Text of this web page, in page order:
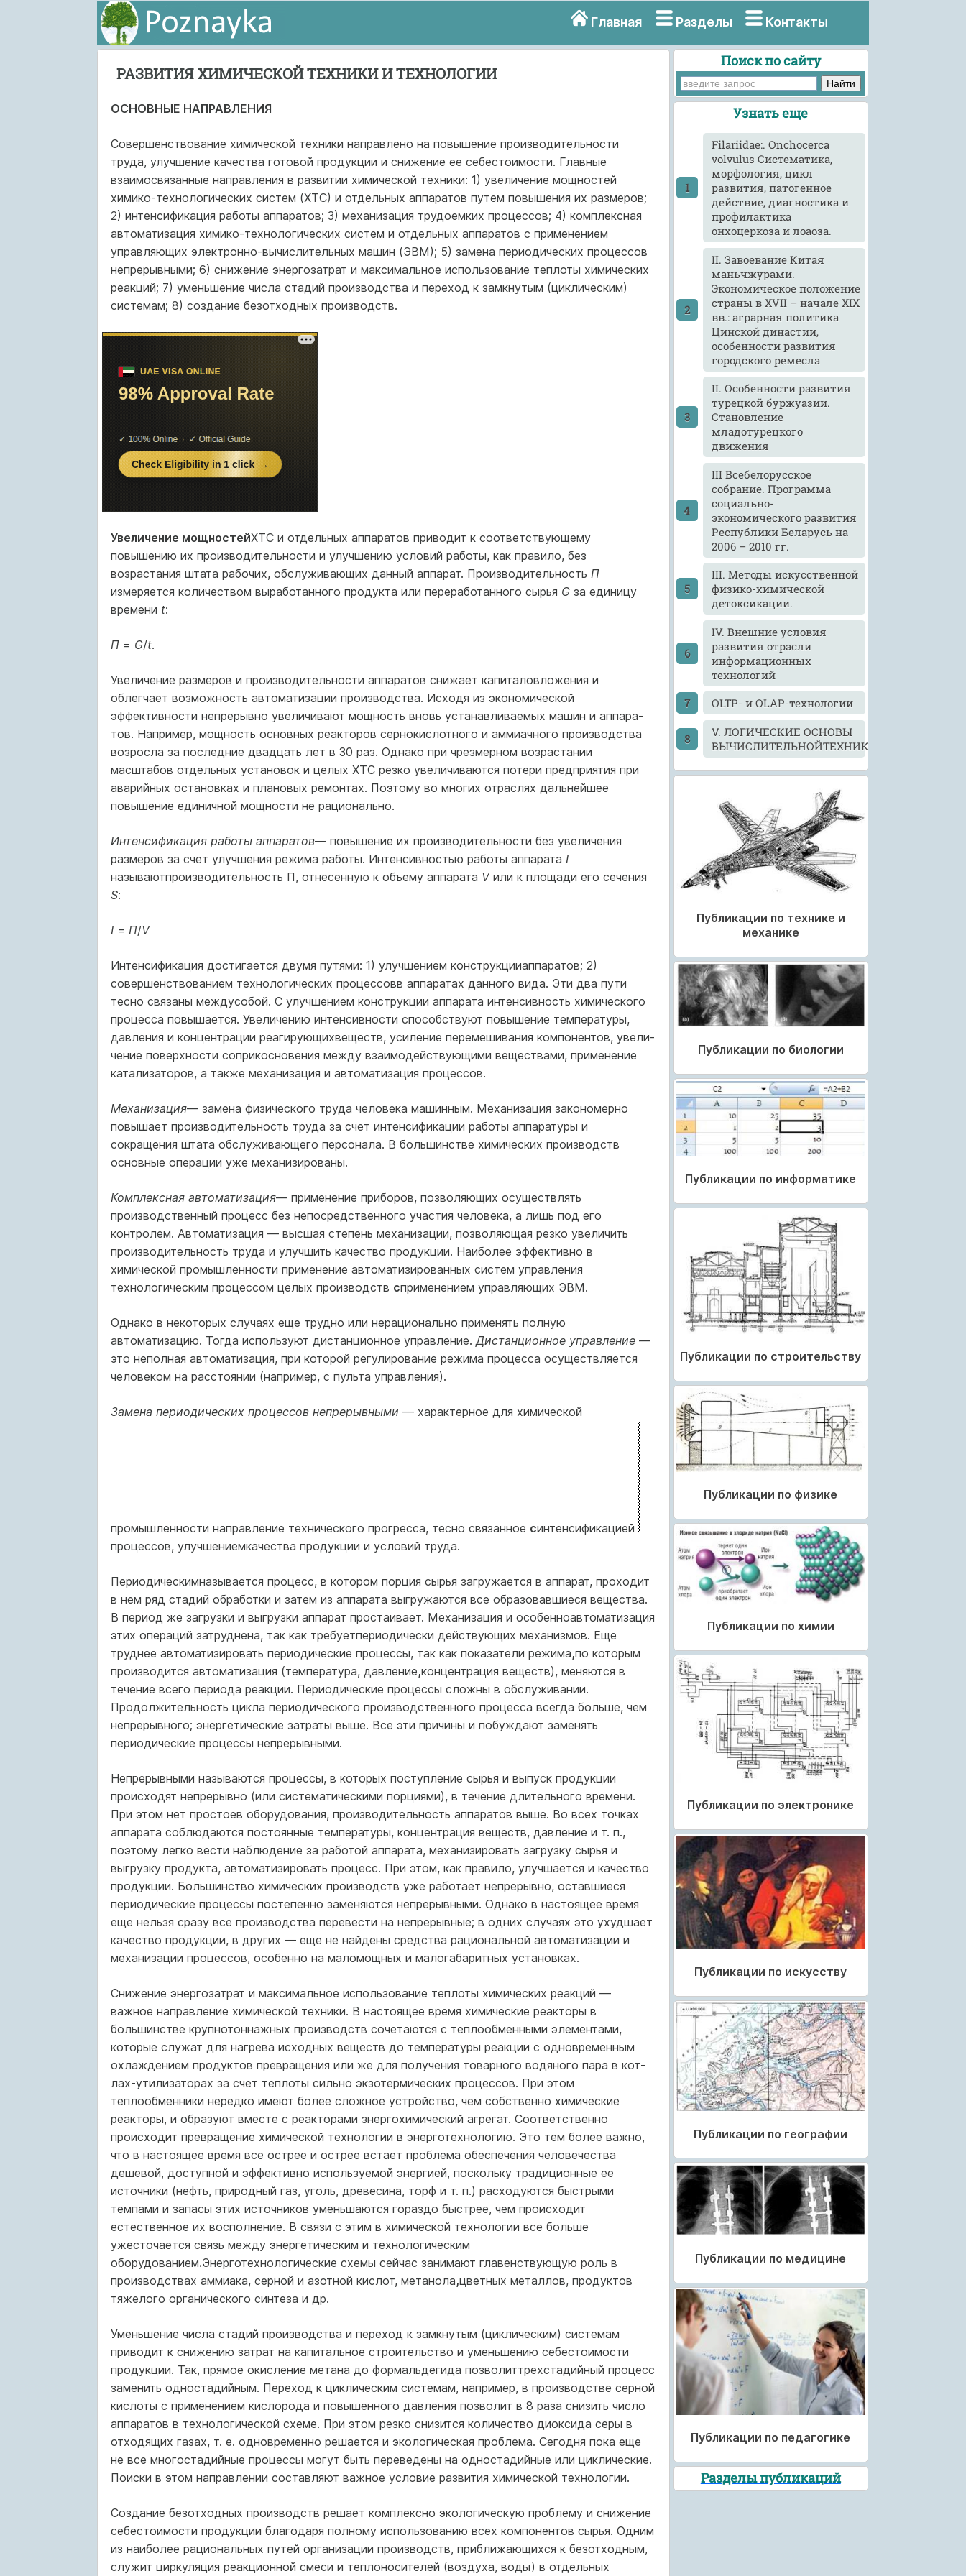
Главная Разделы Контакты
РАЗВИТИЯ ХИМИЧЕСКОЙ ТЕХНИКИ И ТЕХНОЛОГИИ
ОСНОВНЫЕ НАПРАВЛЕНИЯ
Совершенствование химической техники направлено на повыше­ние производительности
труда, улучшение качества готовой про­дукции и снижение ее себестоимости. Главные
взаимосвязанные направления в развитии химической техники: 1) увеличение мощ­ностей
химико-технологических систем (ХТС) и отдельных аппа­ратов путем повышения их размеров;
2) интенсификация работы аппаратов; 3) механизация трудоемких процессов; 4) комплексная
автоматизация химико-технологических систем и отдельных аппа­ратов с применением
управляющих электронно-вычислительных машин (ЭВМ); 5) замена периодических процессов
непрерывны­ми; 6) снижение энергозатрат и максимальное использование теплоты химических
реакций; 7) уменьшение числа стадий произ­водства и переход к замкнутым (циклическим)
системам; 8) соз­дание безотходных производств.
Увеличение мощностейХТС и отдельных аппаратов приводит к соответствующему
повышению их производительности и улучшению условий работы, как правило, без
возрастания штата рабочих, обслуживающих данный аппарат. Производительность П
измеряется количеством выработанного продукта или перерабо­танного сырья G за единицу
времени t:
П= G/t.
Увеличение размеров и производительности аппаратов снижает капиталовложения и
облегчает возможность автоматизации производства. Исходя из экономической
эффективности непрерывно увеличивают мощность вновь устанавливаемых машин и аппара­
тов. Например, мощность основных реакторов сернокислотного и аммиачного производства
возросла за последние двадцать лет в 30 раз. Однако при чрезмерном возрастании
масштабов отдельных установок и целых ХТС резко увеличиваются потери предприятия при
аварийных остановках и плановых ремонтах. Поэтому во мно­гих отраслях дальнейшее
повышение единичной мощности не ра­ционально.
Интенсификация работы аппаратов— повышение их производительности без увеличения
размеров за счет улучше­ния режима работы. Интенсивностью работы аппарата I
называютпроизводительность П, отнесенную к объему аппарата V или к площади его сечения
S:
I = П/V
Интенсификация достигается двумя путями: 1) улучшением конструкцииаппаратов; 2)
совершенствованием технологических процессовв аппаратах данного вида. Эти два пути
тесно связаны междусобой. С улучшением конструкции аппарата интенсивность химического
процесса повышается. Увеличению интенсивности способствуют повышение температуры,
давления и концентрации реагирующихвеществ, усиление перемешивания компонентов, увели­
чение поверхности соприкосновения между взаимодействующими веществами, применение
катализаторов, а также механизация и автоматизация процессов.
Механизация— замена физического труда человека ма­шинным. Механизация закономерно
повышает производительность труда за счет интенсификации работы аппаратуры и
сокращения штата обслуживающего персонала. В большинстве химических производств
основные операции уже механизированы.
Комплексная автоматизация— применение приборов, позволяющих осуществлять
производственный процесс без непосредственного участия человека, а лишь под его
контролем. Автоматизация — высшая степень механизации, позволяющая резко увеличить
производительность труда и улучшить качество продук­ции. Наиболее эффективно в
химической промышленности применение автоматизированных систем управления
технологическим процес­сом целых производств сприменением управляющих ЭВМ.
Однако в некоторых случаях еще трудно или нерационально применять полную
автоматизацию. Тогда используют дистанцион­ное управление.Дистанционное управление —
это неполная авто­матизация, при которой регулирование режима процесса осущест­вляется
человеком на расстоянии (например, с пульта управле­ния).
Замена периодических процессов непрерывными — характерное для химической
промышленности направ­ление технического прогресса, тесно связанное синтенсификацией
процессов, улучшениемкачества продукции и условий труда.
Периодическимназывается процесс, в котором порция сырья загружается в аппарат, проходит
в нем ряд стадий обработ­ки и затем из аппарата выгружаются все образовавшиеся вещества.
В период же загрузки и выгрузки аппарат простаивает. Механиза­ция и особенноавтоматизация
этих операций затруднена, так как требуетпериодически действующих механизмов. Еще
труднее автоматизировать периодические процессы, так как показатели режима,по которым
производится автоматизация (температура, давление,концентрация веществ), меняются в
течение всего пери­ода реакции. Периодические процессы сложны в обслуживании.
Продолжительность цикла периодического производственного процесса всегда больше, чем
непрерывного; энергетические затра­ты выше. Все эти причины и побуждают заменять
периодические процессы непрерывными.
Непрерывными называются процессы, в которых посту­пление сырья и выпуск продукции
происходят непрерывно (или систематическими порциями), в течение длительного времени.
При этом нет простоев оборудования, производительность аппаратов выше. Во всех точках
аппарата соблюдаются постоянные темпе­ратуры, концентрация веществ, давление и т. п.,
поэтому легко вести наблюдение за работой аппарата, механизировать загрузку сырья и
выгрузку продукта, автоматизировать процесс. При этом, как правило, улучшается и качество
продукции. Большинство химических производств уже работает непрерывно, оставшиеся
периодические процессы постепенно заменяются непрерывными. Однако в настоящее время
еще нельзя сразу все производства перевести на непрерывные; в одних случаях это ухудшает
качест­во продукции, в других — еще не найдены средства рациональной автоматизации и
механизации процессов, особенно на маломощных и малогабаритных установках.
Снижение энергозатрат и максимальное использование теплоты химических реакций —
важное направление химической техники. В настоящее время химические реакторы в
большинстве крупнотоннажных производств сочетаются с теплообменными эле­ментами,
которые служат для нагрева исходных веществ до тем­пературы реакции с одновременным
охлаждением продуктов пре­вращения или же для получения товарного водяного пара в кот­
лах-утилизаторах за счет теплоты сильно экзотермических процессов. При этом
теплообменники нередко имеют более сложное уст­ройство, чем собственно химические
реакторы, и образуют вместе с реакторами знергохимический агрегат. Соответственно
происхо­дит превращение химической технологии в энерготехнологию. Это тем более важно,
что в настоящее время все острее и острее встает проблема обеспечения человечества
дешевой, доступной и эффективно используемой энергией, поскольку традиционные ее
источники (нефть, природный газ, уголь, древесина, торф и т. п.) расходуются быстрыми
темпами и запасы этих источников уменьшаются гораздо быстрее, чем происходит
естественное их воспол­нение. В связи с этим в химической технологии все больше
ужесточается связь между энергетическим и технологическим
оборудованием.Энерготехнологические схемы сейчас занимают главенствующую роль в
производствах аммиака, серной и азотной кислот, метанола,цветных металлов, продуктов
тяжелого органического синтеза и др.
Уменьшение числа стадий производства и пере­ход к замкнутым (циклическим) системам
приводит к снижению затрат на капитальное строительство и уменьшению себестоимости
продукции. Так, прямое окисление метана до формальдегида позволиттрехстадийный процесс
заменить одностадийным. Переход к циклическим системам, например, в производстве серной
кисло­ты с применением кислорода и повышенного давления позволит в 8 раза снизить число
аппаратов в технологической схеме. При этом резко снизится количество диоксида серы в
отходящих га­зах, т. е. одновременно решается и экологическая проблема. Сегодня пока еще
не все многостадийные процессы могут быть переведены на одностадийные или циклические.
Поиски в этом направлении составляют важное условие развития химической технологии.
Создание безотходных производств решает комплексно экологическую проблему и снижение
себестоимости продукции благодаря полному использованию всех компонентов сырья. Одним
из наиболее рациональных путей организации производств, приближающихся к безотходным,
служит циркуляция реакционной смеси и теплоносителей (воздуха, воды) в отдельных
Поиск по сайту
Узнать еще
Filariidae:. Onchocerca
volvulus Систематика,
морфология, цикл
развития, патогенное
действие, диагностика и
профилактика
онхоцеркоза и лоаоза.
II. Завоевание Китая
маньчжурами.
Экономическое положение
страны в XVII – начале XIX
вв.: аграрная политика
Цинской династии,
особенности развития
городского ремесла
II. Особенности развития
турецкой буржуазии.
Становление
младотурецкого
движения
III Всебелорусское
собрание. Программа
социально-
экономического развития
Республики Беларусь на
2006 – 2010 гг.
III. Методы искусственной
физико-химической
детоксикации.
IV. Внешние условия
развития отрасли
информационных
технологий
OLTP- и OLAP-технологии
V. ЛОГИЧЕСКИЕ ОСНОВЫ
ВЫЧИСЛИТЕЛЬНОЙТЕХНИКИ
Публикации по технике и
механике
Публикации по биологии
Публикации по информатике
Публикации по строительству
Публикации по физике
Публикации по химии
Публикации по электронике
Публикации по искусству
Публикации по географии
Публикации по медицине
Публикации по педагогике
Разделы публикаций